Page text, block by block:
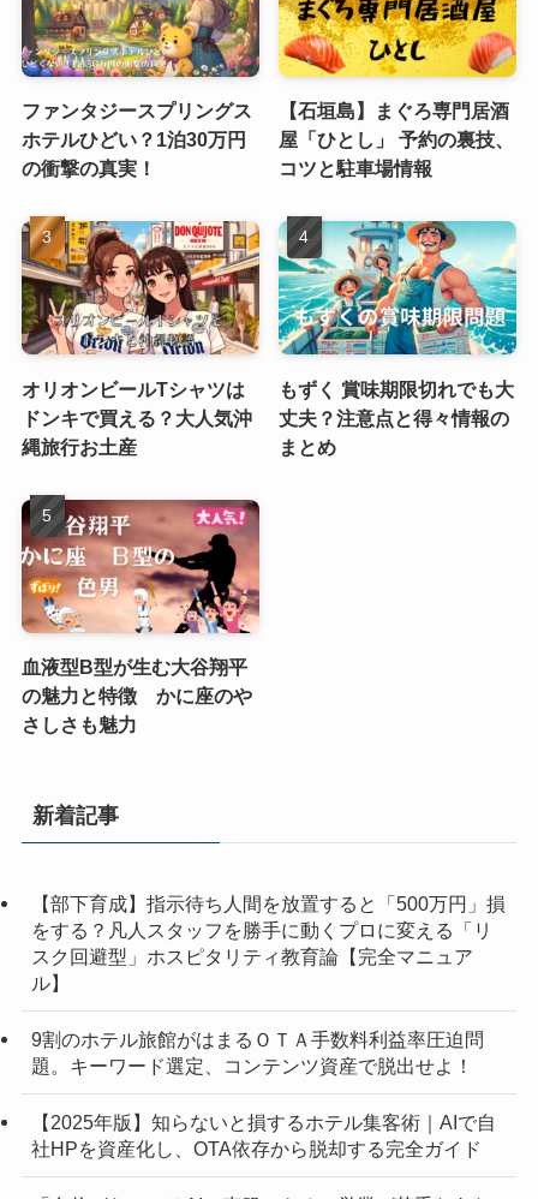
ファンタジースプリングス
ホテルひどい？1泊30万円
の衝撃の真実！
【石垣島】まぐろ専門居酒
屋「ひとし」 予約の裏技、
コツと駐車場情報
オリオンビールTシャツは
ドンキで買える？大人気沖
縄旅行お土産
もずく 賞味期限切れでも大
丈夫？注意点と得々情報の
まとめ
血液型B型が生む大谷翔平
の魅力と特徴 かに座のや
さしさも魅力
新着記事
【部下育成】指示待ち人間を放置すると「500万円」損
をする？凡人スタッフを勝手に動くプロに変える「リ
スク回避型」ホスピタリティ教育論【完全マニュア
ル】
9割のホテル旅館がはまるＯＴＡ手数料利益率圧迫問
題。キーワード選定、コンテンツ資産で脱出せよ！
【2025年版】知らないと損するホテル集客術｜AIで自
社HPを資産化し、OTA依存から脱却する完全ガイド